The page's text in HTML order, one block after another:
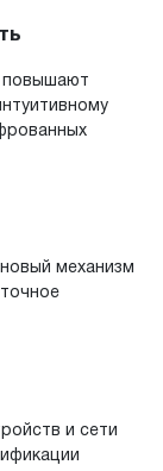
повышают
механизм
и сети